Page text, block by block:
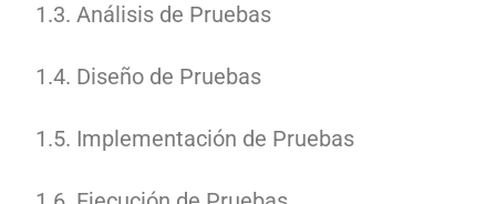
1.3. Análisis de Pruebas
1.4. Diseño de Pruebas
1.5. Implementación de Pruebas